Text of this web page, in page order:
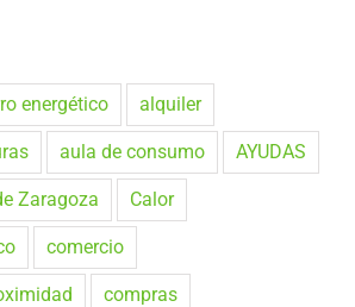
energético alquiler
aula de consumo AYUDAS
Zaragoza Calor
comercio
compras